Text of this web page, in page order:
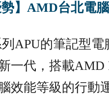
勢】AMD台北電
APU的筆記型
一代，搭載
效能等級的行動